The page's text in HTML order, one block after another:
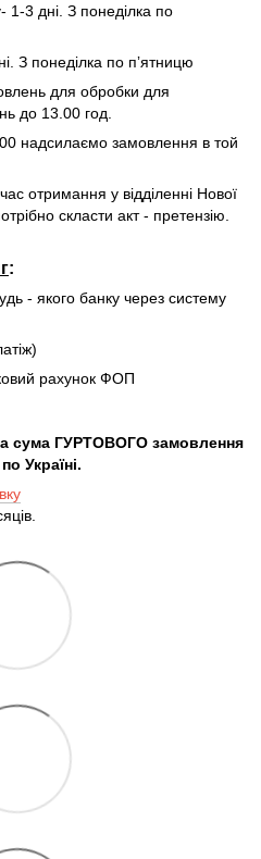
1-3 дні. З понеділка по
З понеділка по пʼятницю
для обробки для
до 13.00 год.
надсилаємо замовлення в той
отримання у відділенні Нової
скласти акт - претензію.
:
- якого банку через систему
рахунок ФОП
сума ГУРТОВОГО замовлення
Україні.